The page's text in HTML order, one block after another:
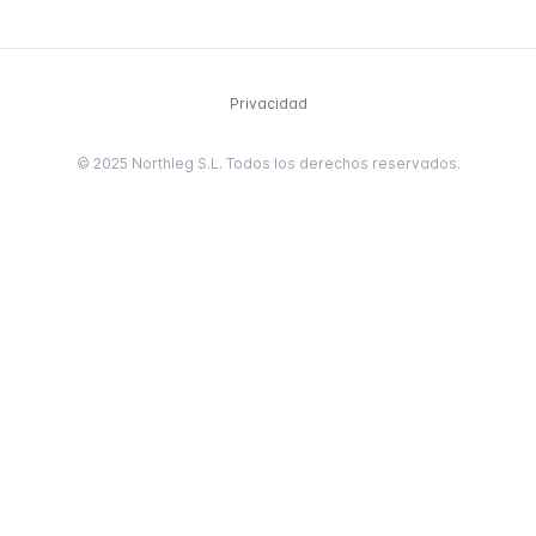
Privacidad
© 2025 Northleg S.L. Todos los derechos reservados.